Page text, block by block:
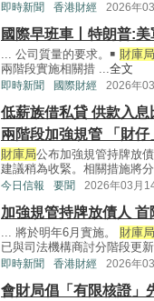
即時新聞 香港財經 2026年
國際早班車丨特朗普:
... 公司質量的要求。￭ 財庫局
兩階段實施相關措 ...全文
即時新聞 國際財經 2026年
低薪族借私貸 供款入息
兩階段加強規管 「財
財庫局公布加強規管持牌放
建議稍為收緊。相關措施將
今日信報 要聞 2026年03月
加強規管持牌放債人
... 將於明年6月實施。 財庫局
已與司法機構商討分階段更
即時新聞 香港財經 2026年
會財局倡「有限核證」